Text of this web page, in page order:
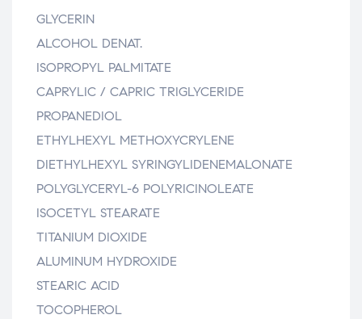
GLYCERIN
ALCOHOL DENAT.
ISOPROPYL PALMITATE
CAPRYLIC / CAPRIC TRIGLYCERIDE
PROPANEDIOL
ETHYLHEXYL METHOXYCRYLENE
DIETHYLHEXYL SYRINGYLIDENEMALONATE
POLYGLYCERYL-6 POLYRICINOLEATE
ISOCETYL STEARATE
TITANIUM DIOXIDE
ALUMINUM HYDROXIDE
STEARIC ACID
TOCOPHEROL